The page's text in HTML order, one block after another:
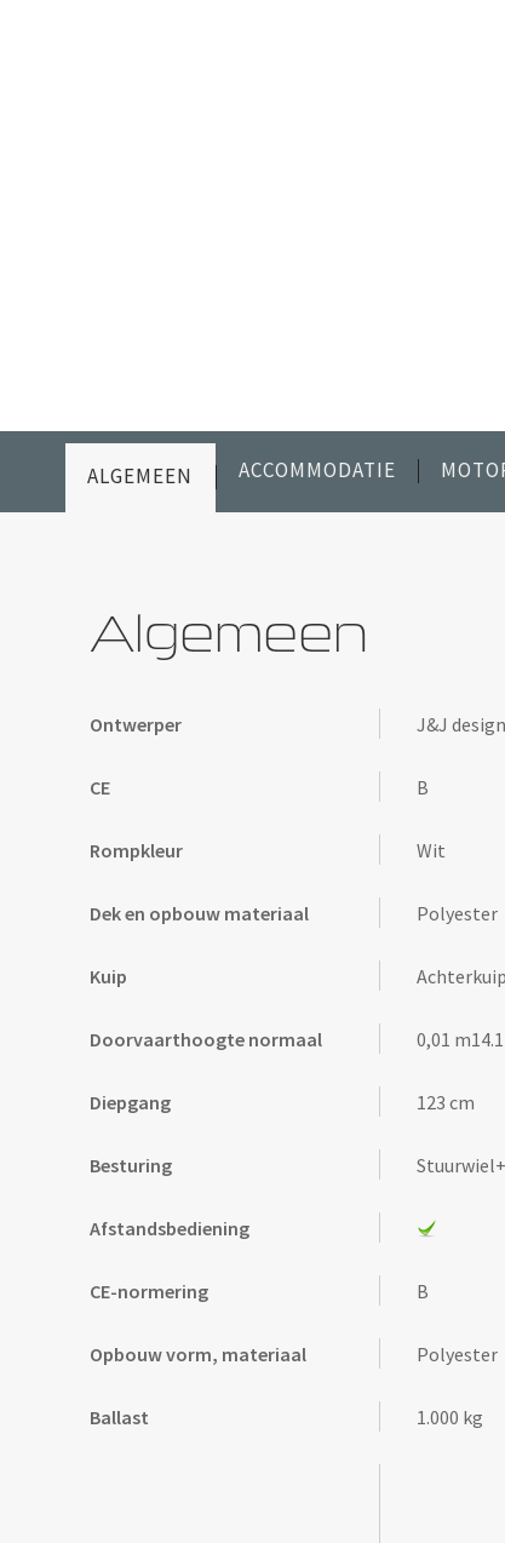
Algemeen
Ontwerper J&J design
CE B
Rompkleur Wit
Dek en opbouw materiaal Polyester
Kuip Achterkuip
Doorvaarthoogte normaal 0,01
Diepgang 123 cm
Besturing
Afstandsbediening
CE-normering B
Opbouw vorm, materiaal Polyester
Ballast 1.000 kg
ALGEMEEN ACCOMMODATIE